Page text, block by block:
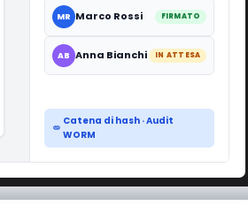
MR Marco Rossi FIRMATO
AB Anna Bianchi IN ATTESA
Catena di hash · Audit
WORM